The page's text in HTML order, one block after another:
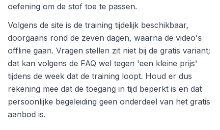
oefening om de stof toe te passen.
Volgens de site is de training tijdelijk beschikbaar,
doorgaans rond de zeven dagen, waarna de video's
offline gaan. Vragen stellen zit niet bij de gratis variant;
dat kan volgens de FAQ wel tegen 'een kleine prijs'
tijdens de week dat de training loopt. Houd er dus
rekening mee dat de toegang in tijd beperkt is en dat
persoonlijke begeleiding geen onderdeel van het gratis
aanbod is.